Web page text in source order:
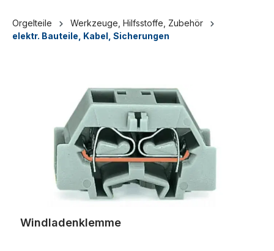
Orgelteile
Werkzeuge, Hilfsstoffe, Zubehör
elektr. Bauteile, Kabel, Sicherungen
Windladenklemme